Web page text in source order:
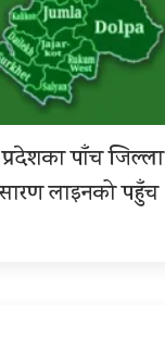
पाँच जिल्ला
लाइनको पहुँच